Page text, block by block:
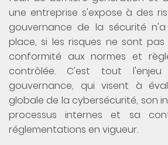
une entreprise s'expose à des
gouvernance de la sécurité
place, si les risques ne sont
conformité aux normes et
contrôlée. C'est tout
gouvernance, qui visent à
globale de la cybersécurité, son
processus internes et sa
réglementations en vigueur.